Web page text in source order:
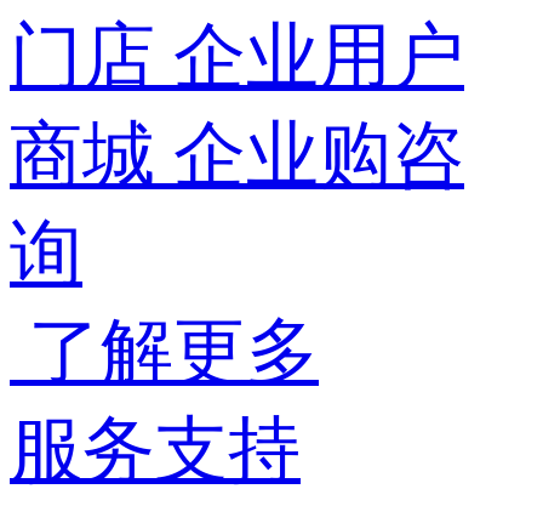
门店 企业用户
商城 企业购咨
询
了解更多
服务支持